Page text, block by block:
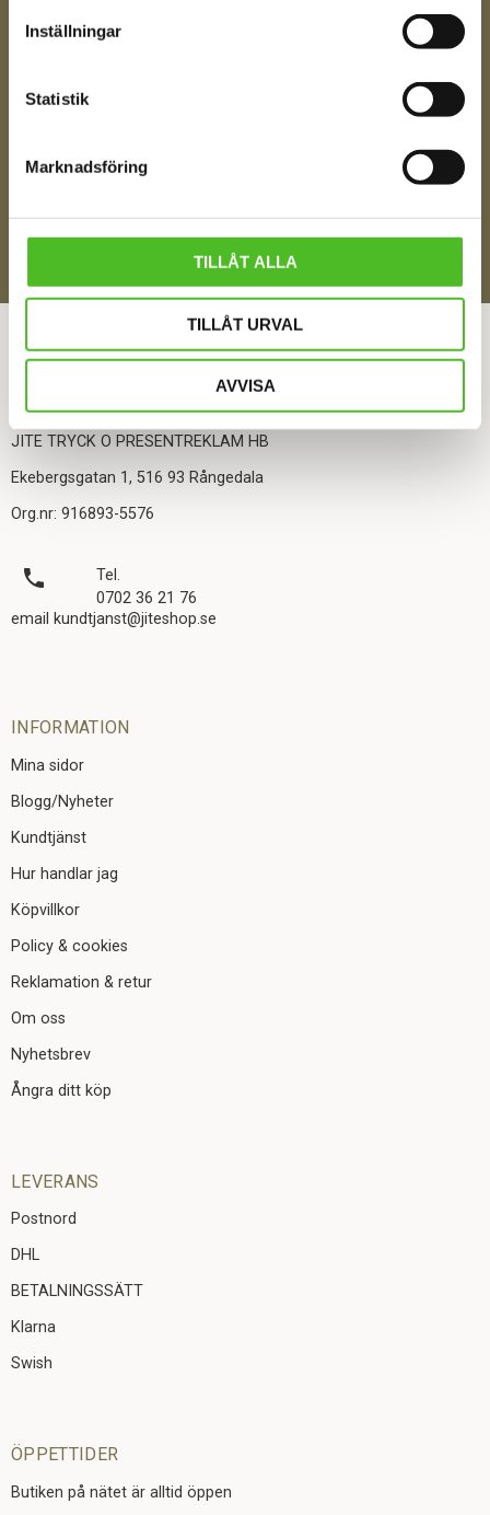
Inställningar
Statistik
Marknadsföring
TILLÅT ALLA
TILLÅT URVAL
AVVISA
Jag samtycker till att motta digital kommunikation i
enlighet med i integritetspolicyn
ÅNGRA DITT KÖP
KONTAKTA OSS
JITE TRYCK O PRESENTREKLAM HB
Ekebergsgatan 1, 516 93 Rångedala
Org.nr: 916893-5576
local_phone
Tel.
0702 36 21 76
email kundtjanst@jiteshop.se
INFORMATION
Mina sidor
Blogg/Nyheter
Kundtjänst
Hur handlar jag
Köpvillkor
Policy & cookies
Reklamation & retur
Om oss
Nyhetsbrev
Ångra ditt köp
LEVERANS
Postnord
DHL
BETALNINGSSÄTT
Klarna
Swish
ÖPPETTIDER
Butiken på nätet är alltid öppen